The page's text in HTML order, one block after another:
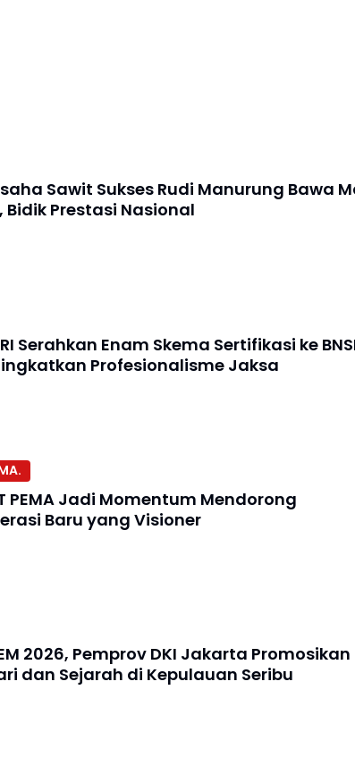
Sawit Sukses Rudi Manurung Bawa
Bidik Prestasi Nasional
Serahkan Enam Skema Sertifikasi ke
Profesionalisme Jaksa
PEMA Jadi Momentum Mendorong
Baru yang Visioner
2026, Pemprov DKI Jakarta Promosikan
dan Sejarah di Kepulauan Seribu